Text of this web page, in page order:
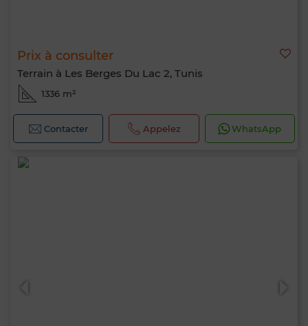
Prix à consulter
Terrain à Les Berges Du Lac 2, Tunis
1336 m²
Contacter Appelez WhatsApp